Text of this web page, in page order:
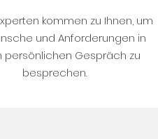
kommen zu Ihnen, um
und Anforderungen in
persönlichen Gespräch zu
besprechen.